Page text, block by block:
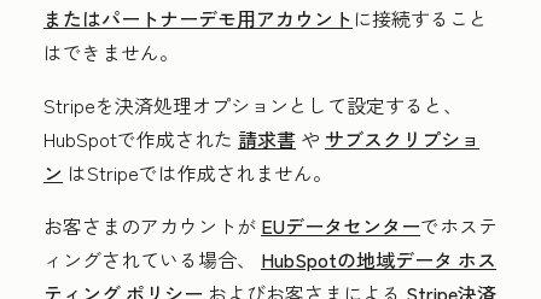
またはパートナーデモ用アカウント に接続すること
はできません。
Stripeを決済処理オプションとして設定すると、
HubSpotで作成された 請求書 や サブスクリプショ
ン はStripeでは作成されません。
お客さまのアカウントが EUデータセンターでホステ
ィングされている場合、 HubSpotの地域データ ホス
ティング ポリシー およびお客さまによる Stripe決済